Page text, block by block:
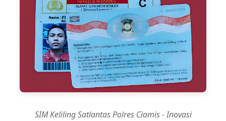
SIM Keliling Satlantas Polres Ciamis - Inovasi